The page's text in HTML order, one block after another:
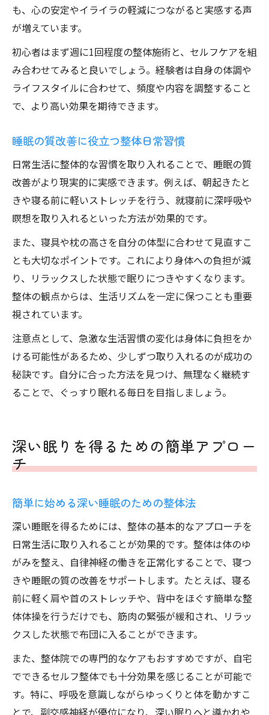
も、心の安定やイライラの軽減につながると実感する声
が増えています。
初心者はまず週に1回程度の整体施術と、セルフケアを組
み合わせてみると良いでしょう。経験者は自身の体調や
ライフスタイルに合わせて、頻度や内容を調整すること
で、より高い効果を期待できます。
睡眠の質改善に役立つ整体日常習慣
日常生活に整体的な習慣を取り入れることで、睡眠の質
改善がより現実的に実感できます。例えば、朝起きたと
きや寝る前に軽いストレッチを行う、就寝前に深呼吸や
瞑想を取り入れるといった方法が効果的です。
また、寝具や枕の高さを自分の体型に合わせて見直すこ
とも大切なポイントです。これにより身体への負担が減
り、リラックスした状態で眠りにつきやすくなります。
整体の観点からは、生活リズムを一定に保つことも重要
視されています。
注意点として、急激な生活習慣の変化は身体に負担をか
ける可能性があるため、少しずつ取り入れるのが成功の
秘訣です。自分に合った方法を見つけ、無理なく継続す
ることで、ぐっすり眠れる毎日を目指しましょう。
深い眠りを得るための簡単アプロー
チ
簡単に始める深い睡眠のための整体法
深い睡眠を得るためには、整体の基本的なアプローチを
日常生活に取り入れることが効果的です。整体は体のゆ
がみを整え、自律神経の働きを正常化することで、寝つ
きや睡眠の質の改善をサポートします。たとえば、寝る
前に軽く肩や首のストレッチや、背中をほぐす簡単な整
体体操を行うだけでも、筋肉の緊張が緩和され、リラッ
クスした状態で布団に入ることができます。
また、整体院での専門的なケアもおすすめですが、自宅
でできるセルフ整体でも十分効果を感じることが可能で
す。特に、呼吸を意識しながらゆっくりと体を動かすこ
とで、副交感神経が優位になり、深い眠りへと導かれや